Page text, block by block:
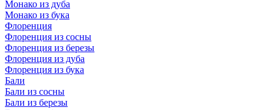
Монако из дуба
Монако из бука
Флоренция
Флоренция из сосны
Флоренция из березы
Флоренция из дуба
Флоренция из бука
Бали
Бали из сосны
Бали из березы